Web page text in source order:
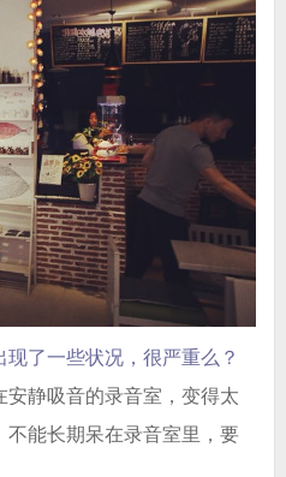
了一些状况，很严重么？
静吸音的录音室，变得太
不能长期呆在录音室里，要